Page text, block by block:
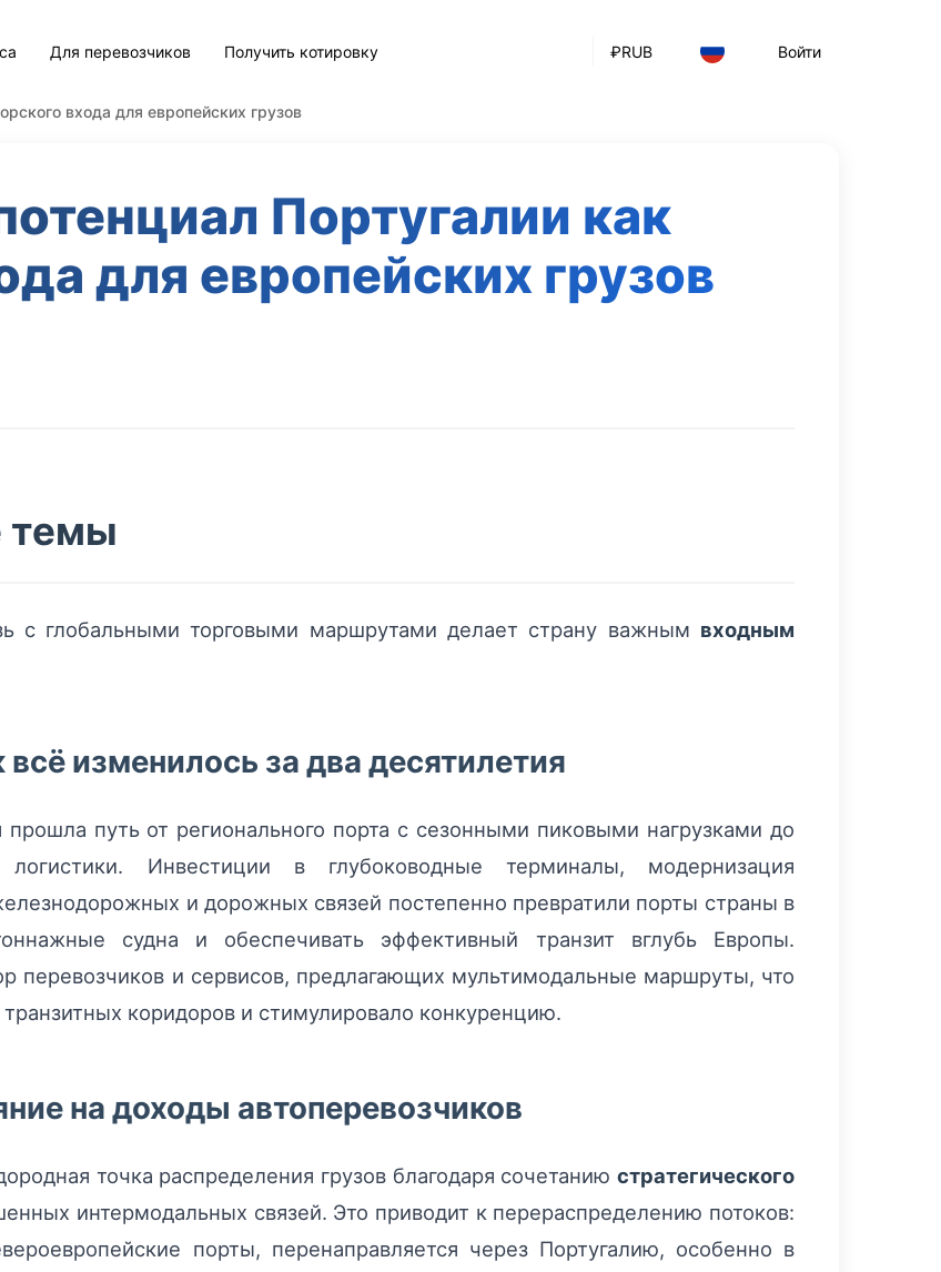
₽RUB Войти
Для перевозчиков Получить котировку
входа для европейских грузов
Португалии как
для европейских грузов
темы
с глобальными торговыми маршрутами делает страну важным входным
изменилось за два десятилетия
путь от регионального порта с сезонными пиковыми нагрузками до
Инвестиции в глубоководные терминалы, модернизация
и дорожных связей постепенно превратили порты страны в
судна и обеспечивать эффективный транзит вглубь Европы.
перевозчиков и сервисов, предлагающих мультимодальные маршруты, что
коридоров и стимулировало конкуренцию.
на доходы автоперевозчиков
точка распределения грузов благодаря сочетанию стратегического
интермодальных связей. Это приводит к перераспределению потоков:
порты, перенаправляется через Португалию, особенно в